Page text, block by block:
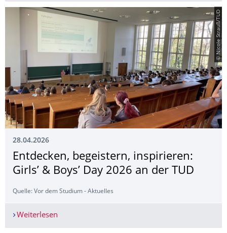
© Nicole Strauß/TUD
28.04.2026
Entdecken, begeistern, inspirieren:
Girls’ & Boys’ Day 2026 an der TUD
Quelle: Vor dem Studium - Aktuelles
Weiterlesen